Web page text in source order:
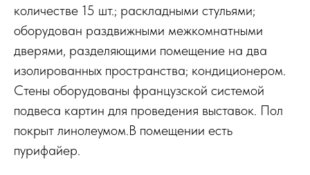
количестве 15 шт.; раскладными стульями;
оборудован раздвижными межкомнатными
дверями, разделяющими помещение на два
изолированных пространства; кондиционером.
Стены оборудованы французской системой
подвеса картин для проведения выставок. Пол
покрыт линолеумом.В помещении есть
пурифайер.